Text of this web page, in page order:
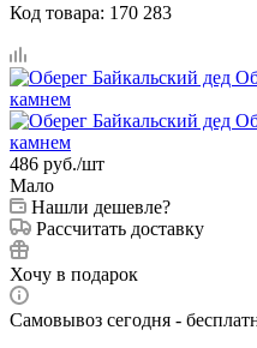
Код товара: 170 283
486 руб./шт
Мало
Нашли дешевле?
Рассчитать доставку
Хочу в подарок
Самовывоз сегодня -